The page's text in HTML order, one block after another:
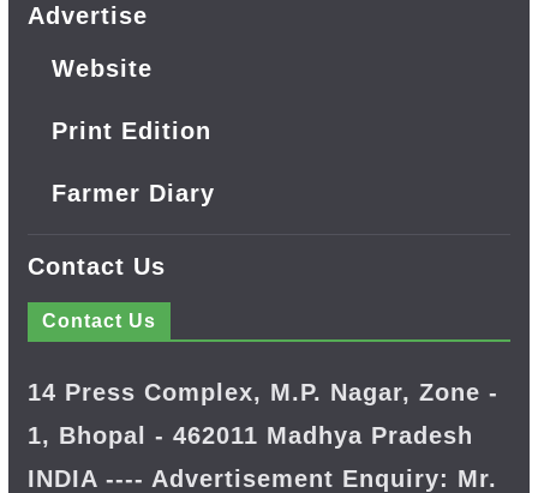
Advertise
Website
Print Edition
Farmer Diary
Contact Us
Contact Us
14 Press Complex, M.P. Nagar, Zone -
1, Bhopal - 462011 Madhya Pradesh
INDIA ---- Advertisement Enquiry: Mr.